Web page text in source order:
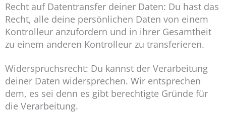
Recht auf Datentransfer deiner Daten: Du hast das
Recht, alle deine persönlichen Daten von einem
Kontrolleur anzufordern und in ihrer Gesamtheit
zu einem anderen Kontrolleur zu transferieren.
Widerspruchsrecht: Du kannst der Verarbeitung
deiner Daten widersprechen. Wir entsprechen
dem, es sei denn es gibt berechtigte Gründe für
die Verarbeitung.